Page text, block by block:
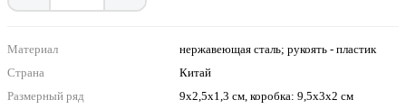
Материал
нержавеющая сталь; рукоять - пластик
Страна
Китай
Размерный ряд
9х2,5х1,3 см, коробка: 9,5х3х2 см